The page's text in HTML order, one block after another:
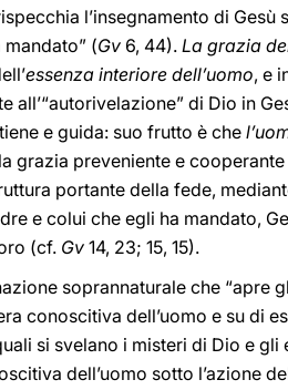
l’insegnamento di Gesù
(Gv 6, 44). La grazia
essenza interiore dell’uomo, e
all’“autorivelazione” di Dio in
e guida: suo frutto è che
grazia preveniente e
portante della fede,
e colui che egli ha mandato,
(cf. Gv 14, 23; 15, 15).
soprannaturale che “apre
conoscitiva dell’uomo e su di
si svelano i misteri di Dio e
dell’uomo sotto l’azione